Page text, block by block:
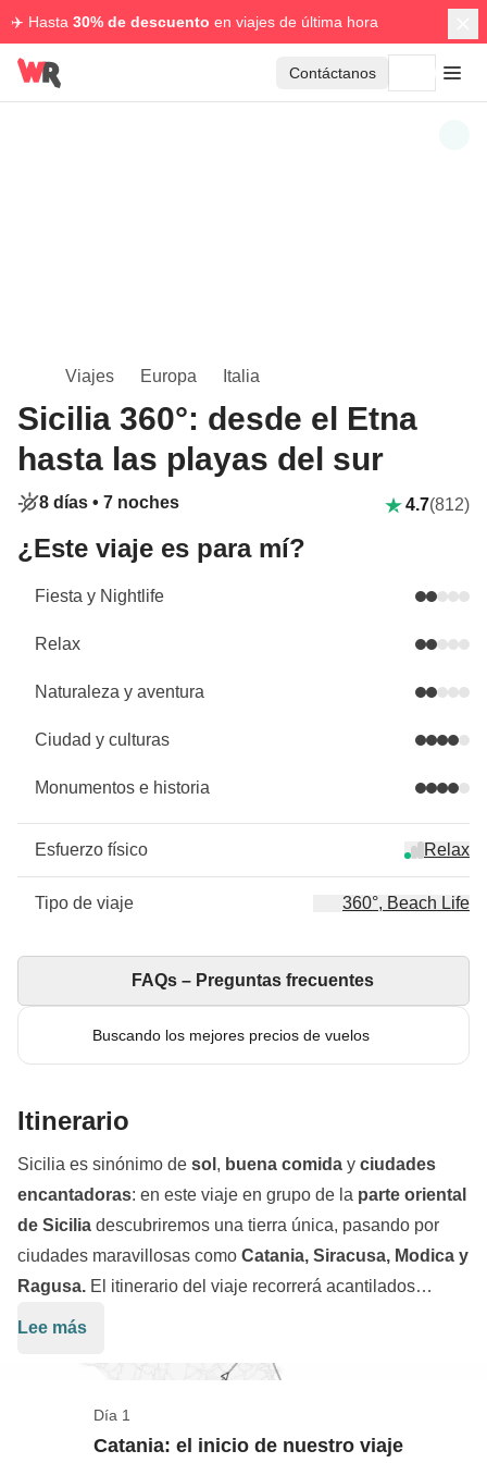
✈️ Hasta 30% de descuento en viajes de última hora
Contáctanos
Viajes Europa Italia
Sicilia 360°: desde el Etna
hasta las playas del sur
8 días • 7 noches 4.7(812)
¿Este viaje es para mí?
Fiesta y Nightlife
Relax
Naturaleza y aventura
Ciudad y culturas
Monumentos e historia
Esfuerzo físico Relax
Tipo de viaje 360°, Beach Life
Buscando los mejores precios de vuelos
FAQs – Preguntas frecuentes
Itinerario
Sicilia es sinónimo de sol , buena comida y ciudades
encantadoras: en este viaje en grupo de la parte oriental
de Sicilia descubriremos una tierra única, pasando por
ciudades maravillosas como Catania, Siracusa, Modica y
Ragusa. El itinerario del viaje recorrerá acantilados
impresionantes y playas blancas, ¡toda una aventura bajo
sicilianos, probaremos la emoción de
valles del Etna
culinarias más sabrosas de Italia. ¿Estáis listos para
Lee más
Día 1
Catania: el inicio de nuestro viaje